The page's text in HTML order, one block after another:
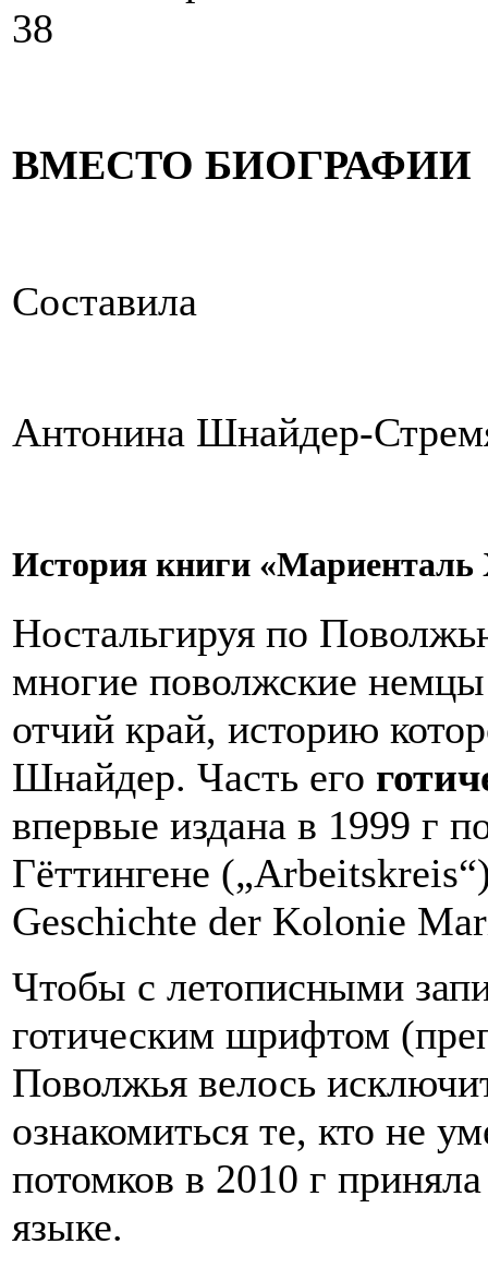
38
ВМЕСТО БИОГРАФИИ
Составила
Антонина Шнайдер-
История книги
Ностальгируя по
многие поволжские
отчий край, историю
Шнайдер. Часть его
впервые издана в 1999 г
Гёттингене
Geschichte der Kolonie
Чтобы с летописными
готическим шрифтом
Поволжья велось
ознакомиться те, кто не
потомков в 2010 г
языке.